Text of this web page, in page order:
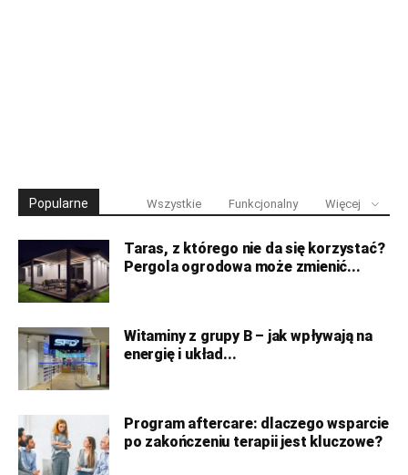
Popularne Wszystkie Funkcjonalny Więcej
Taras, z którego nie da się korzystać?
Pergola ogrodowa może zmienić...
Witaminy z grupy B – jak wpływają na
energię i układ...
Program aftercare: dlaczego wsparcie
po zakończeniu terapii jest kluczowe?